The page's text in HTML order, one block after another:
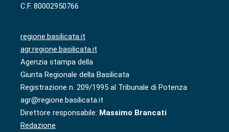
C.F. 80002950766
regione.basilicata.it
agr.regione.basilicata.it
Agenzia stampa della
Giunta Regionale della Basilicata
Registrazione n. 209/1995 al Tribunale di Potenza
agr@regione.basilicata.it
Direttore responsabile: Massimo Brancati
Redazione